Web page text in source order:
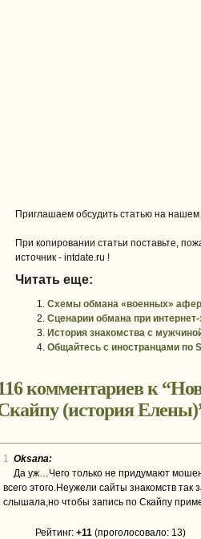
Приглашаем обсудить статью на
При копировании статьи поставьте,
источник - intdate.ru !
Читать еще:
Схемы обмана «военных»
Сценарии обмана при
История знакомства с
Общайтесь с иностранцами по
комментариев к “
(история Елены)
1 Oksana:
Да уж…Чего только не придумают
всего этого.Неужели сайты знакомств
слышала,но чтобы запись по Скайпу
Рейтинг: +11 (проголосовало: 13)